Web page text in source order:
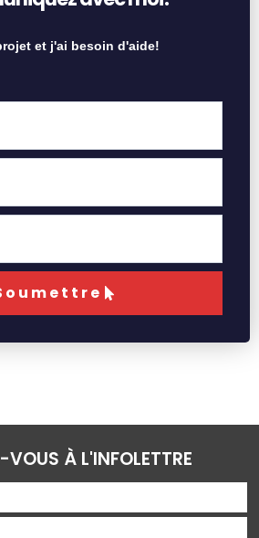
et j'ai besoin d'aide!
À L'INFOLETTRE